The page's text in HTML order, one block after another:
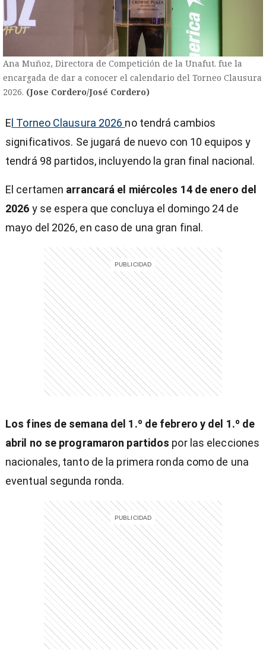
Ana Muñoz, Directora de Competición de la Unafut. fue la
encargada de dar a conocer el calendario del Torneo Clausura
2026. (Jose Cordero/José Cordero)
E l Torneo Clausura 2026 no tendrá cambios
significativos. Se jugará de nuevo con 10 equipos y
tendrá 98 partidos, incluyendo la gran final nacional.
El certamen arrancará el miércoles 14 de enero del
2026 y se espera que concluya el domingo 24 de
mayo del 2026, en caso de una gran final.
Los fines de semana del 1.º de febrero y del 1.º de
abril no se programaron partidos por las elecciones
nacionales, tanto de la primera ronda como de una
eventual segunda ronda.